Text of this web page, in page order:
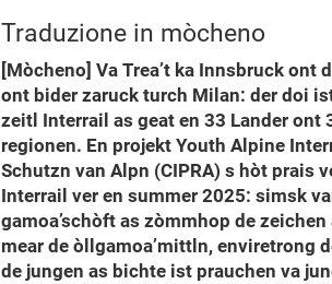
Traduzione in mòcheno
[Mòcheno] Va Trea’t ka Innsbruck ont
ont bider zaruck turch Milan: der doi
zeitl Interrail as geat en 33 Lander ont
regionen. En projekt Youth Alpine
Schutzn van Alpn (CIPRA) s hòt prais
Interrail ver en summer 2025: simsk
gamoa’schòft as zòmmhop de
mear de òllgamoa’mittln, enviretrong
de jungen as bichte ist prauchen va